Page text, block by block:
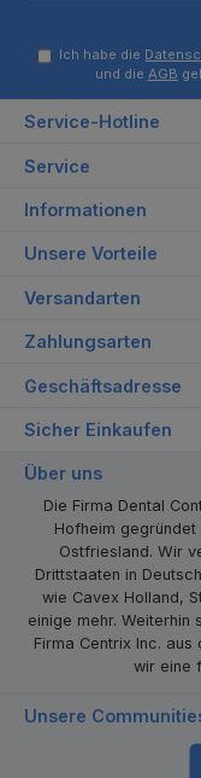
Ich habe die
und die AGB
Service-Hotline
Service
Informationen
Unsere Vorteile
Versandarten
Zahlungsarten
Geschäftsadresse
Sicher Einkaufen
Über uns
Die Firma Dental
Hofheim gegründet
Ostfriesland. Wir
Drittstaaten in
wie Cavex Holland,
einige mehr. Weiterhin
Firma Centrix Inc. aus
wir eine
Unsere